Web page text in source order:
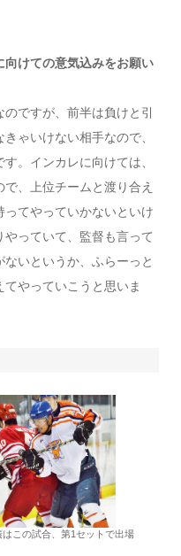
けての意気込みをお願い
ですが、前半は負けと引
ゃいけない相手なので、
。インカレに向けては、
、上位チームと渡り合え
てやっていかないといけ
っていて、監督も言って
いというか、ふらーっと
やっていこうと思いま
はこの試合、第1セットで出場